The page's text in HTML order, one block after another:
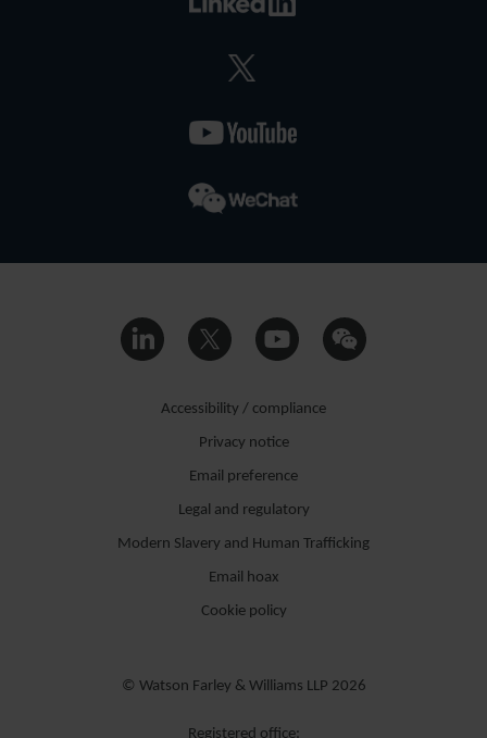
TRANCHINO
Accessibility / compliance
Privacy notice
Email preference
Legal and regulatory
Modern Slavery and Human Trafficking
Email hoax
Cookie policy
© Watson Farley & Williams LLP 2026
Registered office: